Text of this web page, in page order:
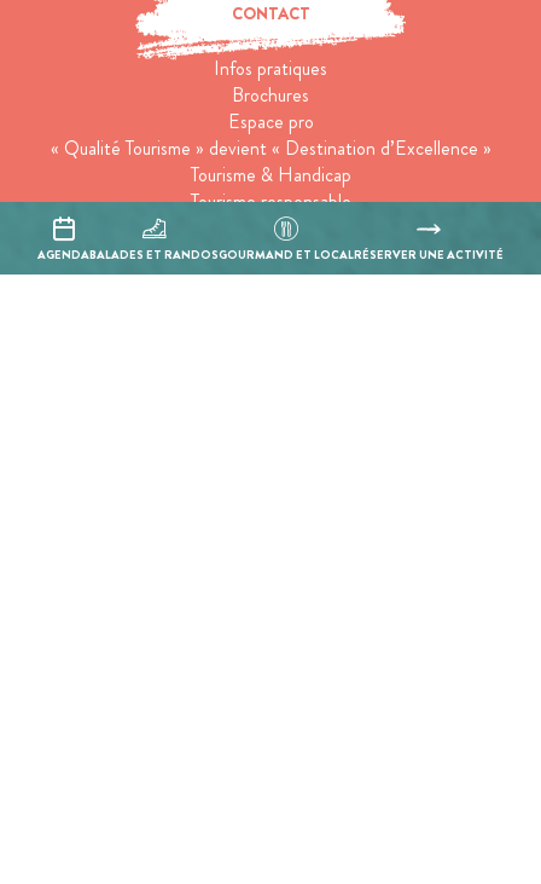
AGENDABALADES ET RANDOSGOURMAND ET LOCALRÉSERVER UNE ACTIVITÉ
CONTACT
Infos pratiques
Brochures
Espace pro
« Qualité Tourisme » devient « Destination d’Excellence »
Tourisme & Handicap
Tourisme responsable
Groupes
Conditions générales de ventes
Suivez-nous